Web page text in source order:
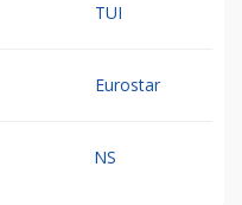
TUI
Eurostar
NS